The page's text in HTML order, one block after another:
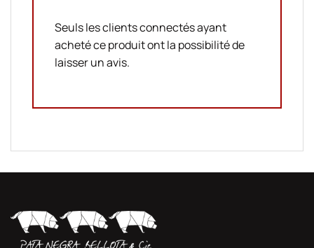
Seuls les clients connectés ayant
acheté ce produit ont la possibilité de
laisser un avis.